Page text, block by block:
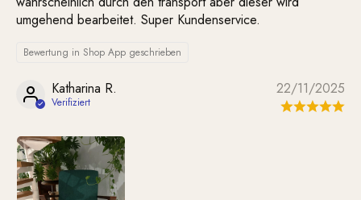
umgehend bearbeitet. Super Kundenservice.
Bewertung in Shop App geschrieben
22/11/2025
Katharina R.